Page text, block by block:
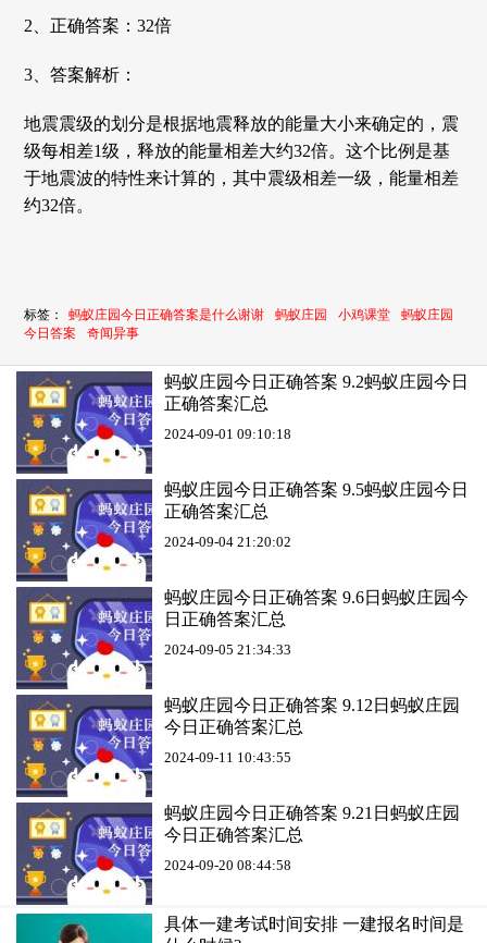
2、正确答案：32倍
3、答案解析：
地震震级的划分是根据地震释放的能量大小来确定的，震
级每相差1级，释放的能量相差大约32倍。这个比例是基
于地震波的特性来计算的，其中震级相差一级，能量相差
约32倍。
标签： 蚂蚁庄园今日正确答案是什么谢谢 蚂蚁庄园 小鸡课堂
蚂蚁庄园
今日答案
奇闻异事
蚂蚁庄园今日正确答案 9.2蚂蚁庄园今日
正确答案汇总
2024-09-01 09:10:18
蚂蚁庄园今日正确答案 9.5蚂蚁庄园今日
正确答案汇总
2024-09-04 21:20:02
蚂蚁庄园今日正确答案 9.6日蚂蚁庄园今
日正确答案汇总
2024-09-05 21:34:33
蚂蚁庄园今日正确答案 9.12日蚂蚁庄园
今日正确答案汇总
2024-09-11 10:43:55
蚂蚁庄园今日正确答案 9.21日蚂蚁庄园
今日正确答案汇总
2024-09-20 08:44:58
具体一建考试时间安排 一建报名时间是